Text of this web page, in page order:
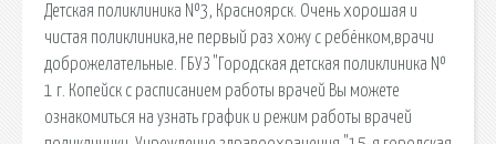
Детская поликлиника №3, Красноярск. Очень хорошая и
чистая поликлиника,не первый раз хожу с ребёнком,врачи
доброжелательные. ГБУЗ "Городская детская поликлиника №
1 г. Копейск c расписанием работы врачей Вы можете
ознакомиться на узнать график и режим работы врачей